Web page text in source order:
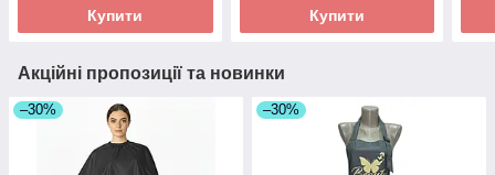
Купити Купити
Акційні пропозиції та новинки
–30% –30%